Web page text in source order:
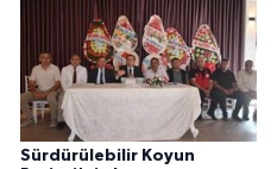
Sürdürülebilir Koyun